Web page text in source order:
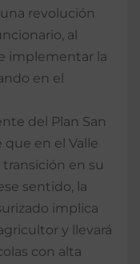
revolución
al
implementar la
en el
del Plan San
en el Valle
en su
sentido, la
implica
y llevará
con alta